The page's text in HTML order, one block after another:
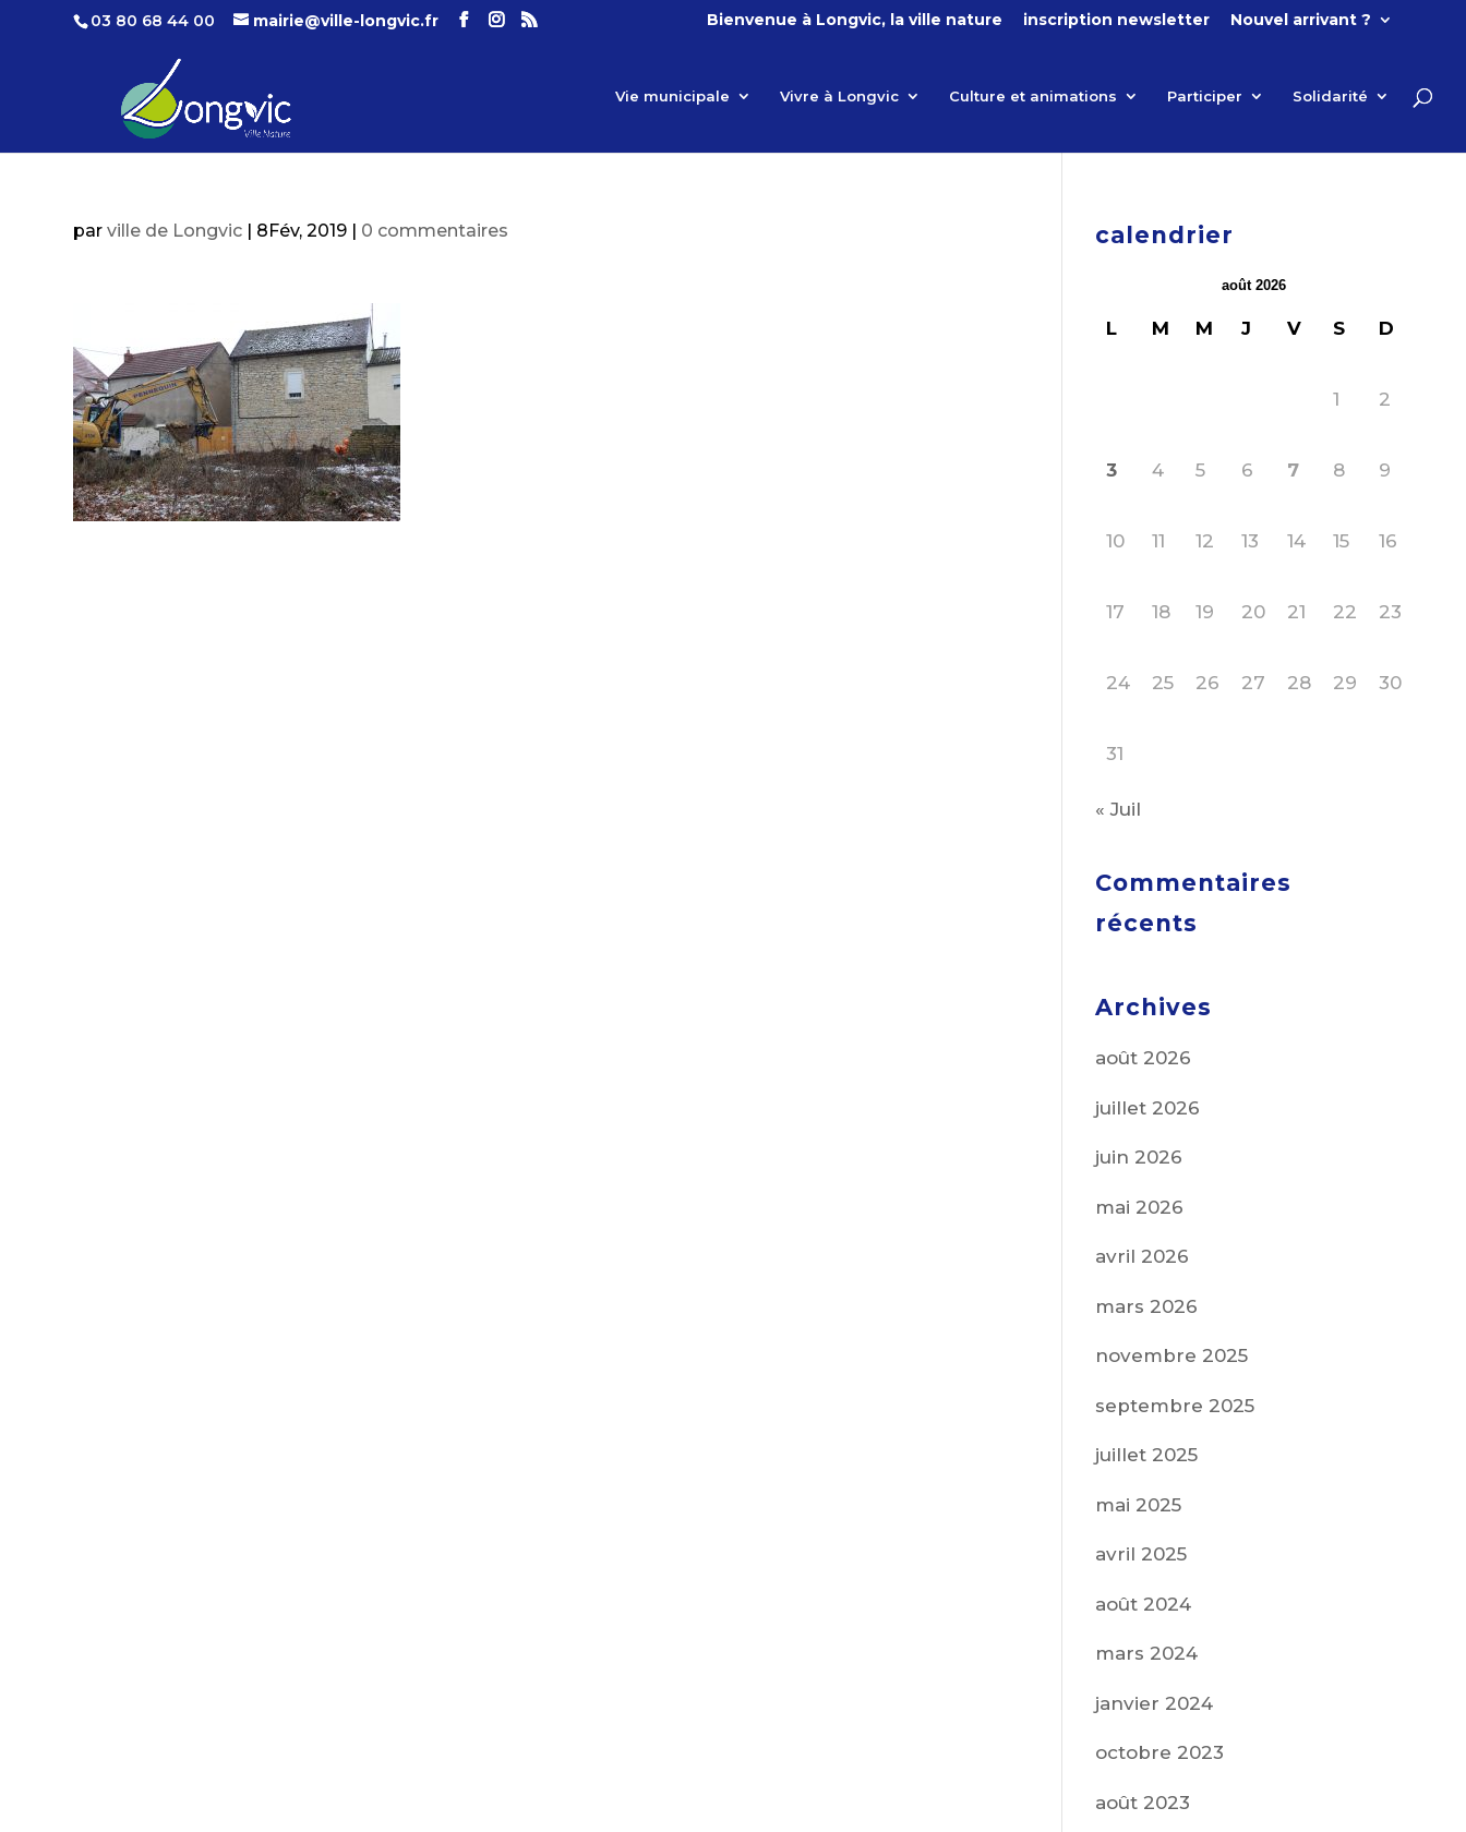
03 80 68 44 00 mairie@ville-longvic.fr Bienvenue à Longvic, la ville nature inscription newsletter Nouvel arrivant ?
Vie municipale Vivre à Longvic Culture et animations Participer Solidarité
parville de Longvic | 8Fév, 2019 | 0 commentaires calendrier
août 2026
L M M J V S D
1 2
3 4 5 6 7 8 9
10 11 12 13 14 15 16
17 18 19 20 21 22 23
24 25 26 27 28 29 30
31
« Juil
Commentaires
récents
Archives
août 2026
juillet 2026
juin 2026
mai 2026
avril 2026
mars 2026
novembre 2025
septembre 2025
juillet 2025
mai 2025
avril 2025
août 2024
mars 2024
janvier 2024
octobre 2023
août 2023